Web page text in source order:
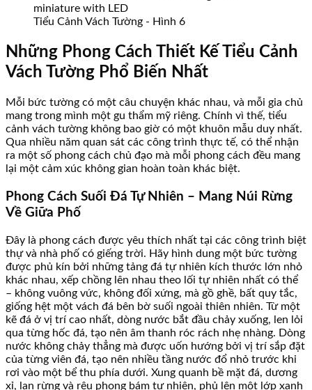
Tiểu Cảnh Vách Tường - Hình 6
Những Phong Cách Thiết Kế Tiểu Cảnh
Vách Tường Phổ Biến Nhất
Mỗi bức tường có một câu chuyện khác nhau, và mỗi gia chủ
mang trong mình một gu thẩm mỹ riêng. Chính vì thế, tiểu
cảnh vách tường không bao giờ có một khuôn mẫu duy nhất.
Qua nhiều năm quan sát các công trình thực tế, có thể nhận
ra một số phong cách chủ đạo mà mỗi phong cách đều mang
lại một cảm xúc không gian hoàn toàn khác biệt.
Phong Cách Suối Đá Tự Nhiên – Mang Núi Rừng
Về Giữa Phố
Đây là phong cách được yêu thích nhất tại các công trình biệt
thự và nhà phố có giếng trời. Hãy hình dung một bức tường
được phủ kín bởi những tảng đá tự nhiên kích thước lớn nhỏ
khác nhau, xếp chồng lên nhau theo lối tự nhiên nhất có thể
– không vuông vức, không đối xứng, mà gồ ghề, bất quy tắc,
giống hệt một vách đá bên bờ suối ngoài thiên nhiên. Từ một
kẽ đá ở vị trí cao nhất, dòng nước bắt đầu chảy xuống, len lỏi
qua từng hốc đá, tạo nên âm thanh róc rách nhẹ nhàng. Dòng
nước không chảy thẳng mà được uốn hướng bởi vị trí sắp đặt
của từng viên đá, tạo nên nhiều tầng nước đổ nhỏ trước khi
rơi vào một bể thu phía dưới. Xung quanh bề mặt đá, dương
xỉ, lan rừng và rêu phong bám tự nhiên, phủ lên một lớp xanh